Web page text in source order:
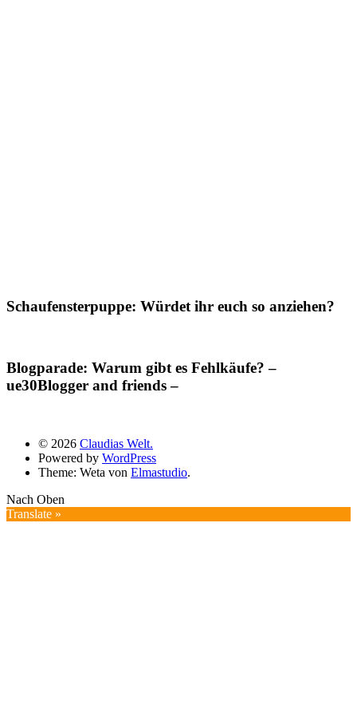
Schaufensterpuppe: Würdet ihr euch so anziehen?
Blogparade: Warum gibt es Fehlkäufe? –
ue30Blogger and friends –
© 2026 Claudias Welt.
Powered by WordPress
Theme: Weta von Elmastudio.
Nach Oben
Translate »